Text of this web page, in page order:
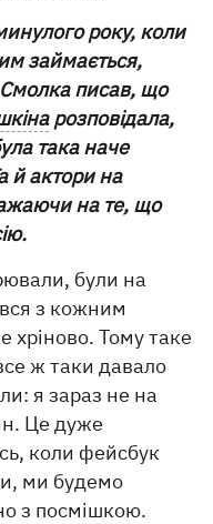
року, коли
займається,
писав, що
розповідала,
така наче
й актори на
на те, що
були на
з кожним
хріново. Тому таке
ж таки давало
я зараз не на
Це дуже
коли фейсбук
ми будемо
з посмішкою.